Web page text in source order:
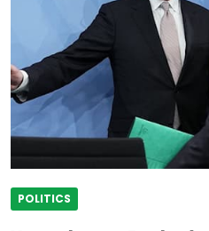
POLITICS